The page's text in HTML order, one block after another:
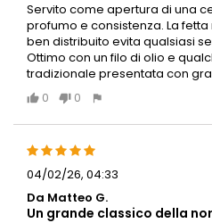
Servito come apertura di una
profumo e consistenza. La
ben distribuito evita qualsiasi
Ottimo con un filo di olio e
tradizionale presentata con
0
0
04/02/26, 04:33
Da Matteo G.
Un grande classico della